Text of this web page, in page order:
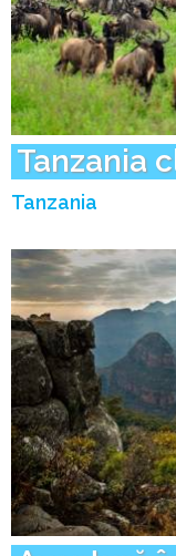
Tanzania
Tanzania